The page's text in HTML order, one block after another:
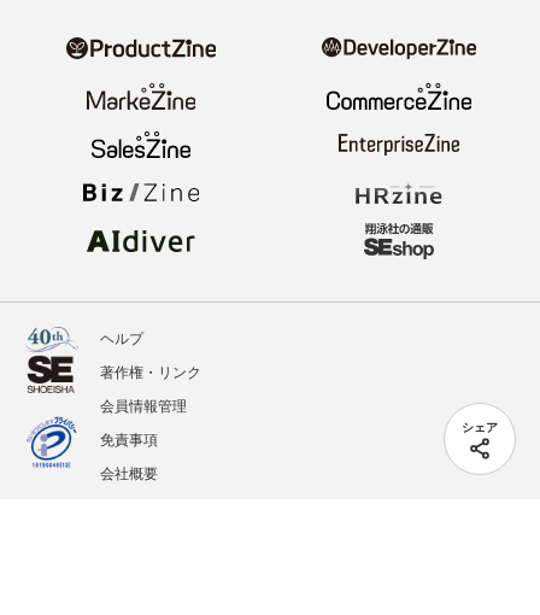
シェア
ヘルプ
著作権・リンク
会員情報管理
免責事項
会社概要